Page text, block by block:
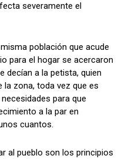
severamente el
población que acude
para el hogar se acercaron
decían a la petista, quien
zona, toda vez que es
para que
a la par en
cuantos.
al pueblo son los principios